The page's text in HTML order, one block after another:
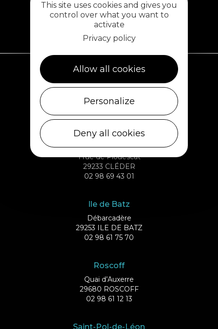
Plouescat
29430 PLOUESCAT
02 98 69 62 18
1 rue de Plouescat
29233 CLÉDER
02 98 69 43 01
Ile de Batz
Débarcadère
29253 ILE DE BATZ
02 98 61 75 70
Roscoff
Quai d’Auxerre
29680 ROSCOFF
02 98 61 12 13
Saint-Pol-de-Léon
This site uses cookies and gives you
control over what you want to
activate
Privacy policy
Allow all cookies
Personalize
Deny all cookies